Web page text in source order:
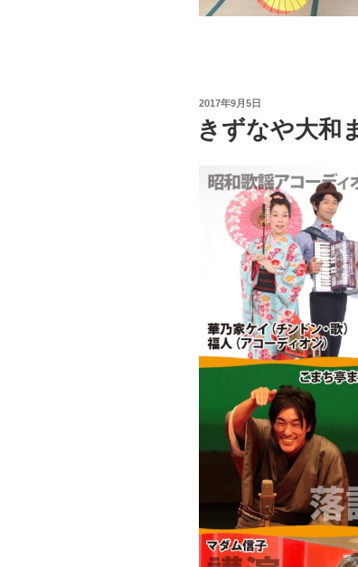
投
日:
2017年9月5日
きずなや大和